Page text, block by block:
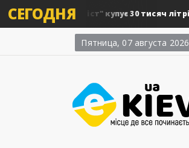
СЕГОДНЯ купує 30 тисяч літрів...
Пятница, 07 августа 2026